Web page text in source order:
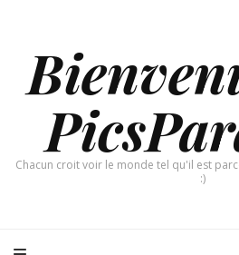
Chacun croit voir le monde tel qu'il est
:)